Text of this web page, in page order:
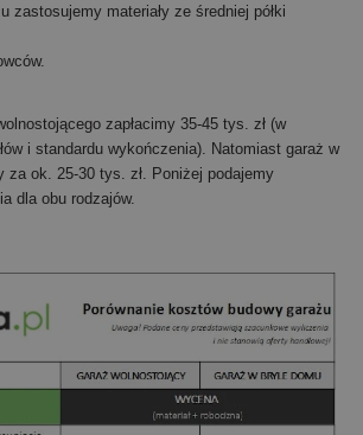
zastosujemy materiały ze średniej półki
zapłacimy 35-45 tys. zł (w
i standardu wykończenia). Natomiast garaż w
za ok. 25-30 tys. zł. Poniżej podajemy
dla obu rodzajów.